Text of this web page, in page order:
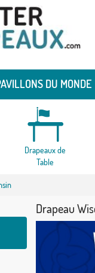
DU MONDE
Drapeaux de
Table
Drapeau